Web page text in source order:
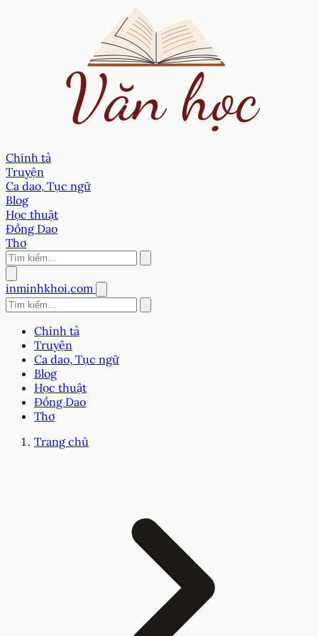
Chính tả
Truyện
Ca dao, Tục ngữ
Blog
Học thuật
Đồng Dao
Thơ
inminhkhoi.com
Chính tả
Truyện
Ca dao, Tục ngữ
Blog
Học thuật
Đồng Dao
Thơ
Trang chủ